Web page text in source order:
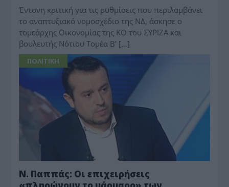
Έντονη κριτική για τις ρυθμίσεις που περιλαμβάνει
το αναπτυξιακό νομοσχέδιο της ΝΔ, άσκησε ο
τομεάρχης Οικονομίας της ΚΟ του ΣΥΡΙΖΑ και
βουλευτής Νότιου Τομέα Β’ […]
ΠΟΛΙΤΙΚΗ
Ν. Παππάς: Οι επιχειρήσεις